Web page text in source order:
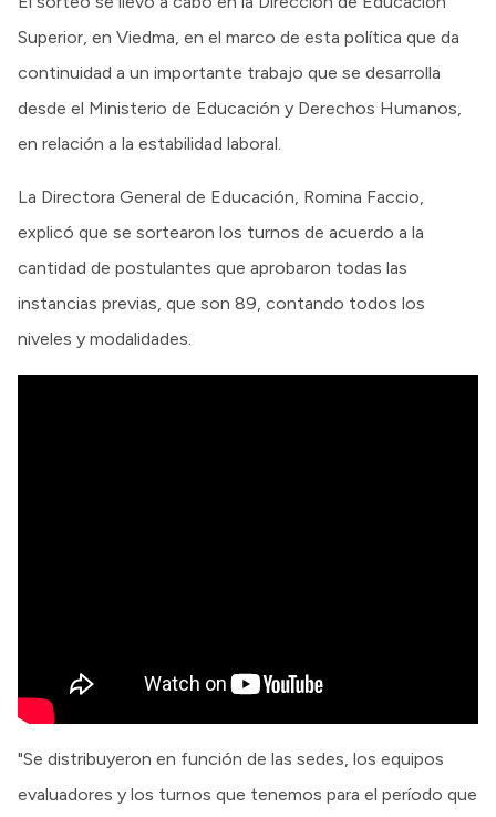
Superior, en Viedma, en el marco de esta política que da
continuidad a un importante trabajo que se desarrolla
desde el Ministerio de Educación y Derechos Humanos,
en relación a la estabilidad laboral.
La Directora General de Educación, Romina Faccio,
explicó que se sortearon los turnos de acuerdo a la
cantidad de postulantes que aprobaron todas las
instancias previas, que son 89, contando todos los
niveles y modalidades.
"Se distribuyeron en función de las sedes, los equipos
evaluadores y los turnos que tenemos para el período que